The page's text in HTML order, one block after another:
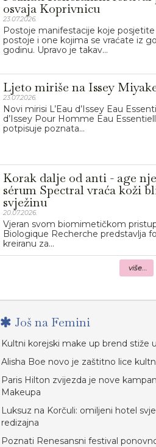
osvaja Koprivnicu
23.07.2026.
Postoje manifestacije koje
postoje i one kojima se vraćate iz
godinu. Upravo je takav...
Ljeto miriše na Issey
23.07.2026.
Novi mirisi L’Eau d’Issey Eau
d’Issey Pour Homme Eau
potpisuje poznata...
Korak dalje od anti - age
sérum Spectral vraća koži
svježinu
20.07.2026.
Vjeran svom biomimetičkom
Biologique Recherche predstavlja
kreiranu za...
više...
Još na Femini
Kultni korejski make up brend stiže
Alisha Boe novo je zaštitno lice
Paris Hilton zvijezda je nove
Makeupa
Luksuz na Korčuli: omiljeni hotel
redizajna
Poznati Renesansni festival